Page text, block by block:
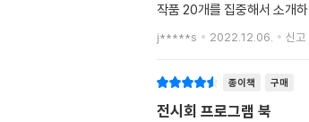
작품 20개를 집중해서 소개하
j*****s 2022.12.06. 신고
종이책 구매
전시회 프로그램 북